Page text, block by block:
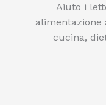
Aiuto i
alimentazione
cucina,